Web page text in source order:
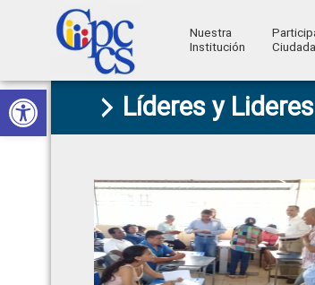
Abrir barra de herramientas
Skip
to
primary
Skip
to
main
Skip
to
primary
Skip
to
footer
Consejo
Ciudadana
Control
Social
Construyendo
Ciudadano
Nuestra
Institución
Líderes y